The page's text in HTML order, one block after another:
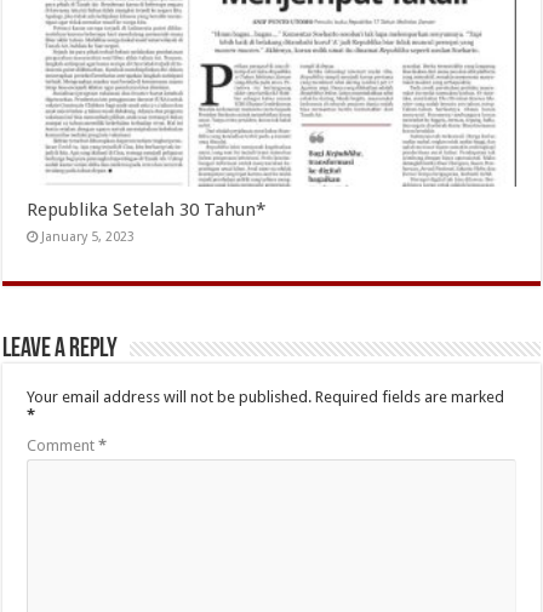
Republika Setelah 30 Tahun*
January 5, 2023
Leave a Reply
Your email address will not be published. Required fields are marked
*
Comment*